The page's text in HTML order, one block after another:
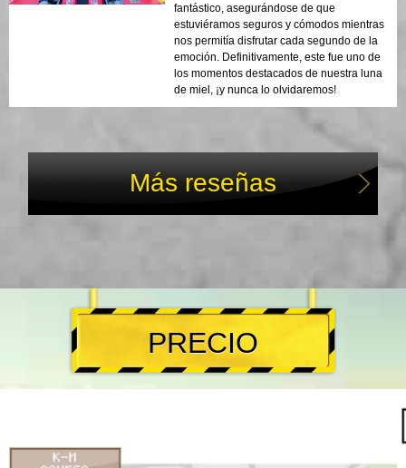
fantástico, asegurándose de que
estuviéramos seguros y cómodos mientras
nos permitía disfrutar cada segundo de la
emoción. Definitivamente, este fue uno de
los momentos destacados de nuestra luna
de miel, ¡y nunca lo olvidaremos!
Más reseñas
PRECIO